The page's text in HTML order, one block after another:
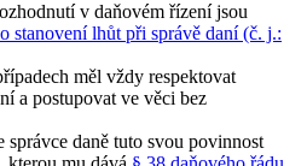
v daňovém řízení jsou
stanovení lhůt při správě daní (č. j.:
měl vždy respektovat
a postupovat ve věci bez
daně tuto svou povinnost